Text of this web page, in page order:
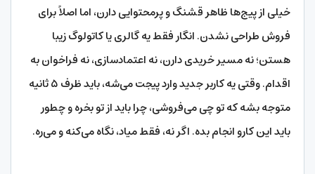
خیلی از پیج‌ها ظاهر قشنگ و پرمحتوایی دارن، اما اصلاً برای
فروش طراحی نشدن. انگار فقط یه گالری یا کاتولوگ زیبا
هستن؛ نه مسیر خریدی دارن، نه اعتمادسازی، نه فراخوان به
اقدام. وقتی یه کاربر جدید وارد پیجت می‌شه، باید ظرف ۵ ثانیه
متوجه بشه که تو چی می‌فروشی، چرا باید از تو بخره و چطور
باید این کارو انجام بده. اگر نه، فقط میاد، نگاه می‌کنه و می‌ره.